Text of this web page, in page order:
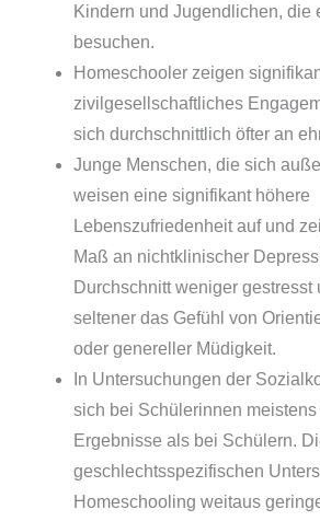
Kindern und Jugendlichen, die
besuchen.
Homeschooler zeigen
zivilgesellschaftliches
sich durchschnittlich öfter an
Junge Menschen, die sich
weisen eine signifikant höhere
Lebenszufriedenheit auf und
Maß an nichtklinischer
Durchschnitt weniger gestresst
seltener das Gefühl von
oder genereller Müdigkeit.
In Untersuchungen der
sich bei Schülerinnen meistens
Ergebnisse als bei Schülern.
geschlechtsspezifischen
Homeschooling weitaus